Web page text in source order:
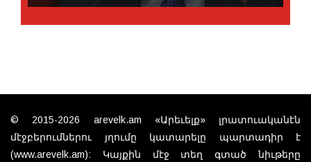
© 2015-2026 arevelk.am «Արեւելք» լրատուականէն
մէջբերումներու յղումը կատարելը պարտադիր է
(www.arevelk.am): Կայքին մէջ տեղ գտած նիւթերը